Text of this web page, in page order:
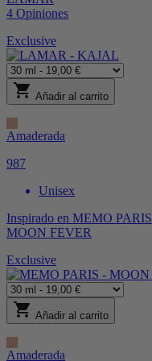
4 Opiniones
Exclusive
shopping_cart Añadir al carrito
Amaderada
987
Unisex
Inspirado en MEMO PARIS
MOON FEVER
Exclusive
shopping_cart Añadir al carrito
Amaderada